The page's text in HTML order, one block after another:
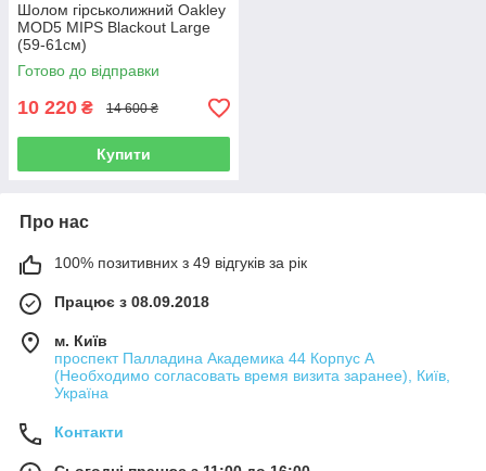
Шолом гірськолижний Oakley
MOD5 MIPS Blackout Large
(59-61см)
Готово до відправки
10 220 ₴ 14 600 ₴
Купити
Про нас
100% позитивних з 49 відгуків за рік
Працює з 08.09.2018
м. Київ
проспект Палладина Академика 44 Корпус А
(Необходимо согласовать время визита заранее), Київ,
Україна
Контакти